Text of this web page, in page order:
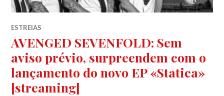
ESTREIAS
AVENGED SEVENFOLD: Sem
aviso prévio, surpreendem com o
lançamento do novo EP «Statica»
[streaming]